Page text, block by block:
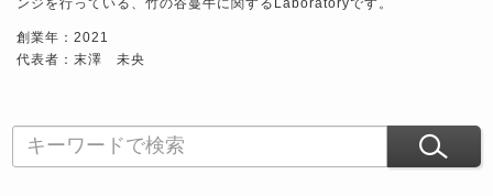
創業年：2021
代表者：末澤 未央